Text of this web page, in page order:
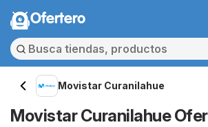
Ofertero
Movistar Curanilahue
Movistar Curanilahue